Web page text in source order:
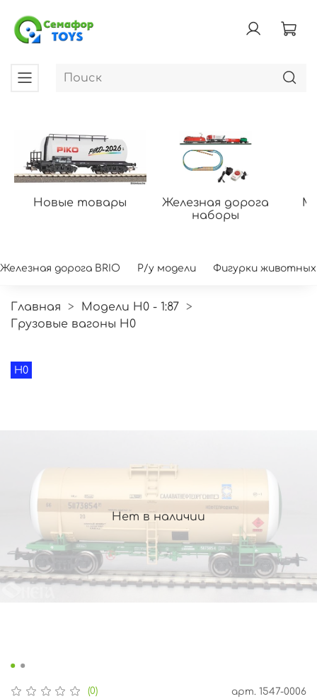
Новые товары
Железная дорога
наборы
Железная дорога BRIO Р/у модели Фигурки животных
Главная
Модели H0 - 1:87
Грузовые вагоны H0
Нет в наличии
H0
(0) арт. 1547-0006